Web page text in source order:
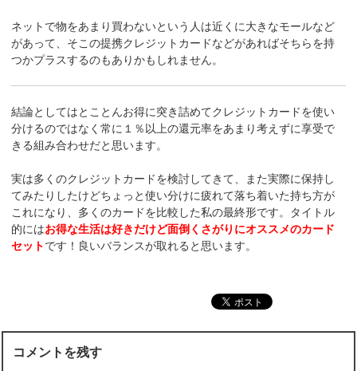
ネットで物をあまり買わないという人は近くに大きなモールなど
があって、そこの提携クレジットカードなどがあればそちらを持
つかプラスするのもありかもしれません。
結論としてはとことんお得に突き詰めてクレジットカードを使い
分けるのではなく常に１％以上の還元率をあまり考えずに享受で
きる組み合わせだと思います。
実は多くのクレジットカードを検討してきて、また実際に保持し
てみたりしたけどちょっと使い分けに疲れて落ち着いた持ち方が
これになり、多くのカードを比較した私の最終形です。タイトル
的にはお得な生活は好きだけど面倒くさがりにオススメのカード
セットです！良いバランスが取れると思います。
コメントを残す